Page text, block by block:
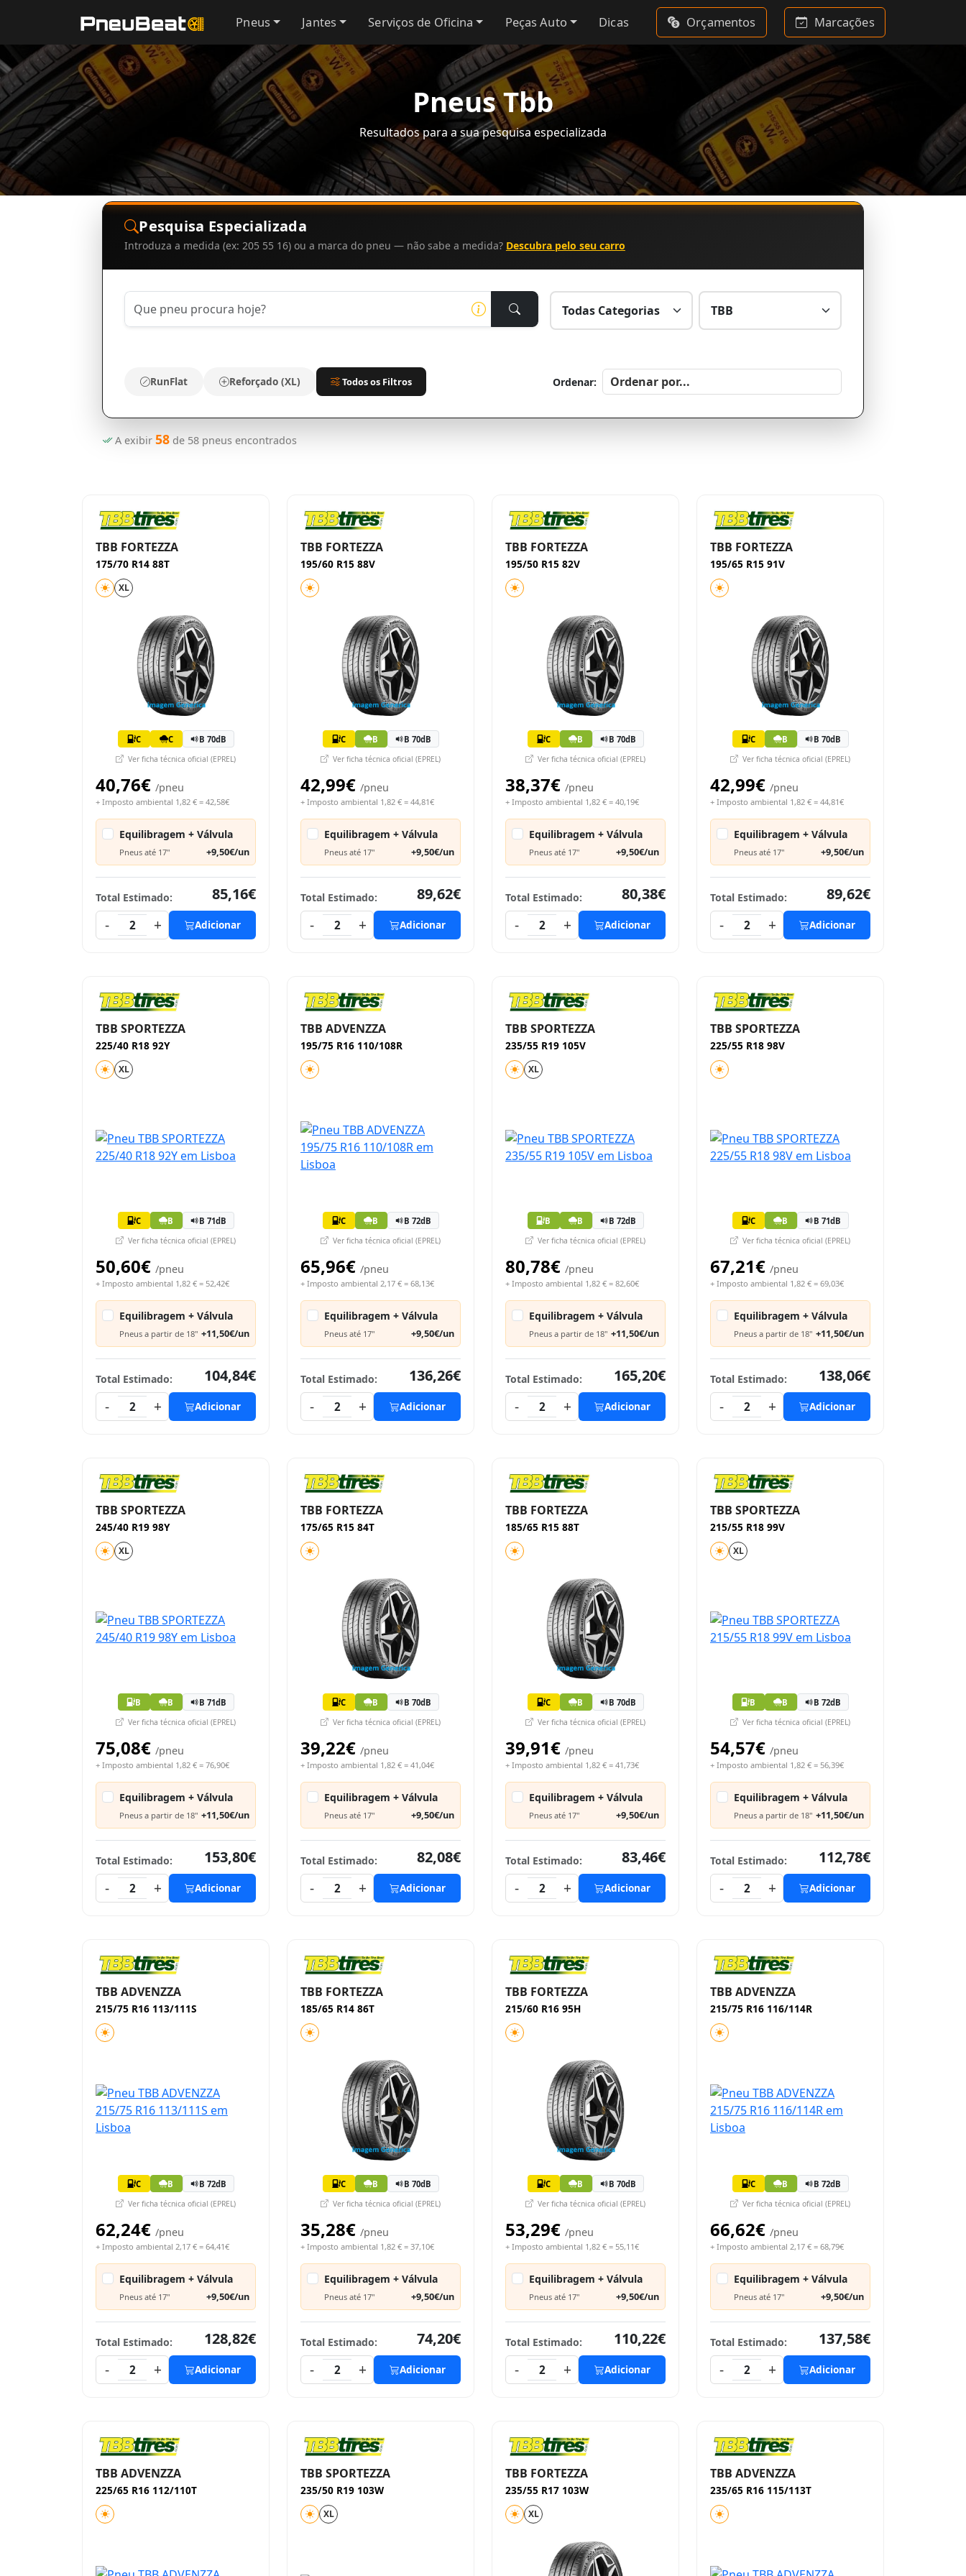
Pneus Jantes Serviços de Oficina Peças Auto Dicas Orçamentos Marcações
Pneus Tbb
Resultados para a sua pesquisa especializada
Pesquisa Especializada
Introduza a medida (ex: 205 55 16) ou a marca do pneu — não sabe a medida? Descubra pelo seu carro
RunFlat Reforçado (XL) Todos os Filtros Ordenar:
A exibir 58de 58pneus encontrados
TBB FORTEZZA
175/70 R14 88T
XL
C C B 70dB
Ver ficha técnica oficial (EPREL)
40,76€ /pneu
+ Imposto ambiental 1,82 € = 42,58€
Equilibragem + Válvula
Pneus até 17" +9,50€/un
Total Estimado:
85,16€
-
2 + Adicionar
TBB FORTEZZA
195/60 R15 88V
C B B 70dB
Ver ficha técnica oficial (EPREL)
42,99€ /pneu
+ Imposto ambiental 1,82 € = 44,81€
Equilibragem + Válvula
Pneus até 17" +9,50€/un
Total Estimado:
89,62€
-
2 + Adicionar
TBB FORTEZZA
195/50 R15 82V
C B B 70dB
Ver ficha técnica oficial (EPREL)
38,37€ /pneu
+ Imposto ambiental 1,82 € = 40,19€
Equilibragem + Válvula
Pneus até 17" +9,50€/un
Total Estimado:
80,38€
-
2 + Adicionar
TBB FORTEZZA
195/65 R15 91V
C B B 70dB
Ver ficha técnica oficial (EPREL)
42,99€ /pneu
+ Imposto ambiental 1,82 € = 44,81€
Equilibragem + Válvula
Pneus até 17" +9,50€/un
Total Estimado:
89,62€
-
2 + Adicionar
TBB SPORTEZZA
225/40 R18 92Y
XL
C B B 71dB
Ver ficha técnica oficial (EPREL)
50,60€ /pneu
+ Imposto ambiental 1,82 € = 52,42€
Equilibragem + Válvula
Pneus a partir de 18" +11,50€/un
Total Estimado:
104,84€
-
2 + Adicionar
TBB ADVENZZA
195/75 R16 110/108R
C B B 72dB
Ver ficha técnica oficial (EPREL)
65,96€ /pneu
+ Imposto ambiental 2,17 € = 68,13€
Equilibragem + Válvula
Pneus até 17" +9,50€/un
Total Estimado:
136,26€
-
2 + Adicionar
TBB SPORTEZZA
235/55 R19 105V
XL
B B B 72dB
Ver ficha técnica oficial (EPREL)
80,78€ /pneu
+ Imposto ambiental 1,82 € = 82,60€
Equilibragem + Válvula
Pneus a partir de 18" +11,50€/un
Total Estimado:
165,20€
-
2 + Adicionar
TBB SPORTEZZA
225/55 R18 98V
C B B 71dB
Ver ficha técnica oficial (EPREL)
67,21€ /pneu
+ Imposto ambiental 1,82 € = 69,03€
Equilibragem + Válvula
Pneus a partir de 18" +11,50€/un
Total Estimado:
138,06€
-
2 + Adicionar
TBB SPORTEZZA
245/40 R19 98Y
XL
B B B 71dB
Ver ficha técnica oficial (EPREL)
75,08€ /pneu
+ Imposto ambiental 1,82 € = 76,90€
Equilibragem + Válvula
Pneus a partir de 18" +11,50€/un
Total Estimado:
153,80€
-
2 + Adicionar
TBB FORTEZZA
175/65 R15 84T
C B B 70dB
Ver ficha técnica oficial (EPREL)
39,22€ /pneu
+ Imposto ambiental 1,82 € = 41,04€
Equilibragem + Válvula
Pneus até 17" +9,50€/un
Total Estimado:
82,08€
-
2 + Adicionar
TBB FORTEZZA
185/65 R15 88T
C B B 70dB
Ver ficha técnica oficial (EPREL)
39,91€ /pneu
+ Imposto ambiental 1,82 € = 41,73€
Equilibragem + Válvula
Pneus até 17" +9,50€/un
Total Estimado:
83,46€
-
2 + Adicionar
TBB SPORTEZZA
215/55 R18 99V
XL
B B B 72dB
Ver ficha técnica oficial (EPREL)
54,57€ /pneu
+ Imposto ambiental 1,82 € = 56,39€
Equilibragem + Válvula
Pneus a partir de 18" +11,50€/un
Total Estimado:
112,78€
-
2 + Adicionar
TBB ADVENZZA
215/75 R16 113/111S
C B B 72dB
Ver ficha técnica oficial (EPREL)
62,24€ /pneu
+ Imposto ambiental 2,17 € = 64,41€
Equilibragem + Válvula
Pneus até 17" +9,50€/un
Total Estimado:
128,82€
-
2 + Adicionar
TBB FORTEZZA
185/65 R14 86T
C B B 70dB
Ver ficha técnica oficial (EPREL)
35,28€ /pneu
+ Imposto ambiental 1,82 € = 37,10€
Equilibragem + Válvula
Pneus até 17" +9,50€/un
Total Estimado:
74,20€
-
2 + Adicionar
TBB FORTEZZA
215/60 R16 95H
C B B 70dB
Ver ficha técnica oficial (EPREL)
53,29€ /pneu
+ Imposto ambiental 1,82 € = 55,11€
Equilibragem + Válvula
Pneus até 17" +9,50€/un
Total Estimado:
110,22€
-
2 + Adicionar
TBB ADVENZZA
215/75 R16 116/114R
C B B 72dB
Ver ficha técnica oficial (EPREL)
66,62€ /pneu
+ Imposto ambiental 2,17 € = 68,79€
Equilibragem + Válvula
Pneus até 17" +9,50€/un
Total Estimado:
137,58€
-
2 + Adicionar
TBB ADVENZZA
225/65 R16 112/110T
TBB SPORTEZZA
235/50 R19 103W
XL
TBB FORTEZZA
235/55 R17 103W
XL
TBB ADVENZZA
235/65 R16 115/113T